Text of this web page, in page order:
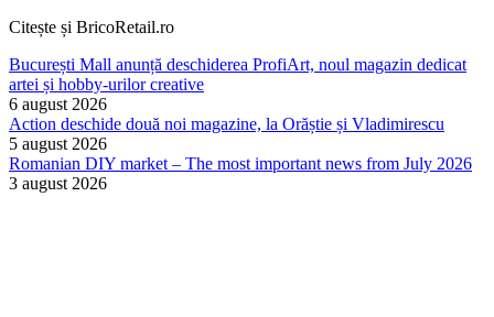
Citește și BricoRetail.ro
București Mall anunță deschiderea ProfiArt, noul magazin dedicat
artei și hobby-urilor creative
6 august 2026
Action deschide două noi magazine, la Orăștie și Vladimirescu
5 august 2026
Romanian DIY market – The most important news from July 2026
3 august 2026